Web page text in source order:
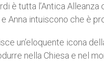
è tutta l’Antica Alleanza
Anna intuiscono che è
un’eloquente icona
nella Chiesa e nel